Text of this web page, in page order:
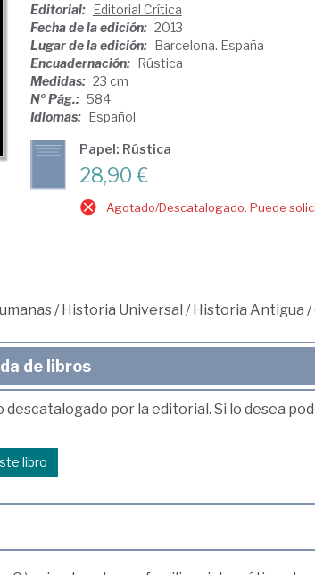
Editorial: Editorial Crítica
Fecha de la edición: 2013
Lugar de la edición: Barcelona. España
Encuadernación: Rústica
Medidas: 23 cm
Nº Pág.: 584
Idiomas: Español
Papel: Rústica
28,90 €
Agotado/Descatalogado. Puede
/ Historia Universal / Historia Antigua /
de libros
descatalogado por la editorial. Si lo desea
libro